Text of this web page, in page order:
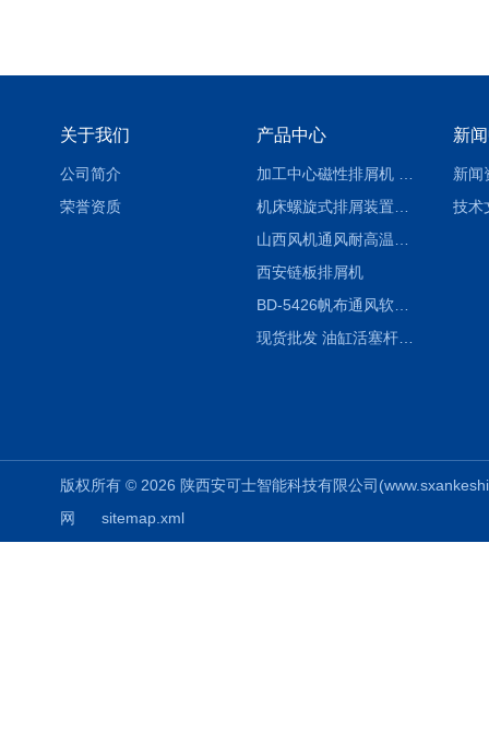
关于我们
公司简介
荣誉资质
产品中心
西安链板排屑机
BD-5426帆布通风软连接水泥布袋陕西生产厂家
现货批发 油缸活塞杆圆形保护套
新
新闻
技术
版权所有 © 2026 陕西安可士智能科技有限公司
网
sitemap.xml